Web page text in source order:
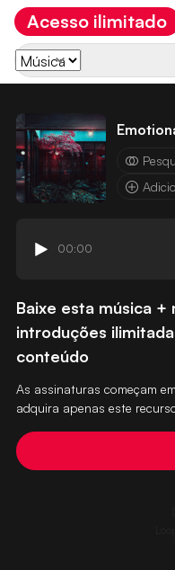
Acesso ilimitado
00:00
Baixe esta música
introduções
conteúdo
As assinaturas começam em
adquira apenas este